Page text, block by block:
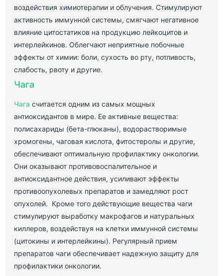
воздействия химиотерапии и облучения. Стимулируют
активность иммунной системы, смягчают негативное
влияние цитостатиков на продукцию лейкоцитов и
интерлейкинов. Облегчают неприятные побочные
эффекты от химии: боли, сухость во рту, потливость,
слабость, рвоту и другие.
Чага
Чага считается одним из самых мощных
антиоксидантов в мире. Ее активные вещества:
полисахариды (бета-глюканы), водорастворимые
хромогены, чаговая кислота, фитостеролы и другие,
обеспечивают оптимальную профилактику онкологии.
Они оказывают противовоспалительное и
антиоксидантное действия, усиливают эффекты
противоопухолевых препаратов и замедляют рост
опухолей. Кроме того действующие вещества чаги
стимулируют выработку макрофагов и натуральных
киллеров, воздействуя на клетки иммунной системы
(цитокины и интерлейкины). Регулярный прием
препаратов чаги обеспечивает надежную защиту для
профилактики онкологии.